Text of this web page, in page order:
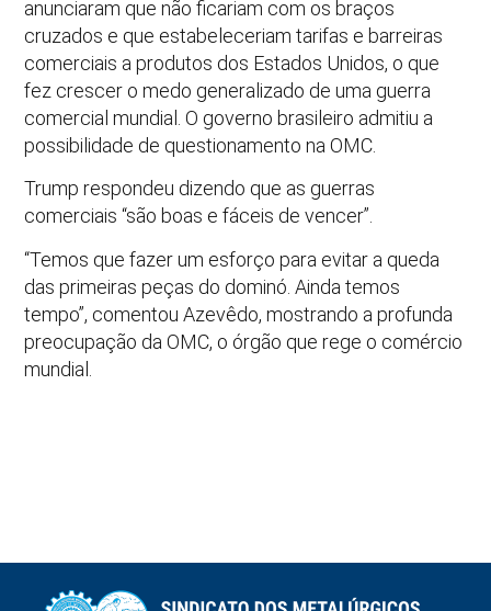
anunciaram que não ficariam com os braços
cruzados e que estabeleceriam tarifas e barreiras
comerciais a produtos dos Estados Unidos, o que
fez crescer o medo generalizado de uma guerra
comercial mundial. O governo brasileiro admitiu a
possibilidade de questionamento na OMC.
Trump respondeu dizendo que as guerras
comerciais “são boas e fáceis de vencer”.
“Temos que fazer um esforço para evitar a queda
das primeiras peças do dominó. Ainda temos
tempo”, comentou Azevêdo, mostrando a profunda
preocupação da OMC, o órgão que rege o comércio
mundial.